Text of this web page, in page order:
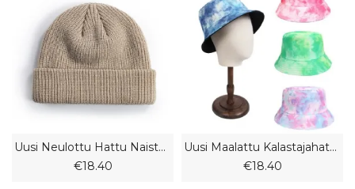
Uusi Neulottu Hattu Naisten Syys- Ja Talvimeloni Nahkahattu Miesten Lämmin Lyhyt Kylmähattu Villahattu
€18.40
Uusi Maalattu Kalastajahattu Miesten Ja Naisten Kaksipuolinen Hattu Ulkokäyttöön Kahdella Kuluvalla Aurinkovarjolla Rento Pesuallashattu
€18.40